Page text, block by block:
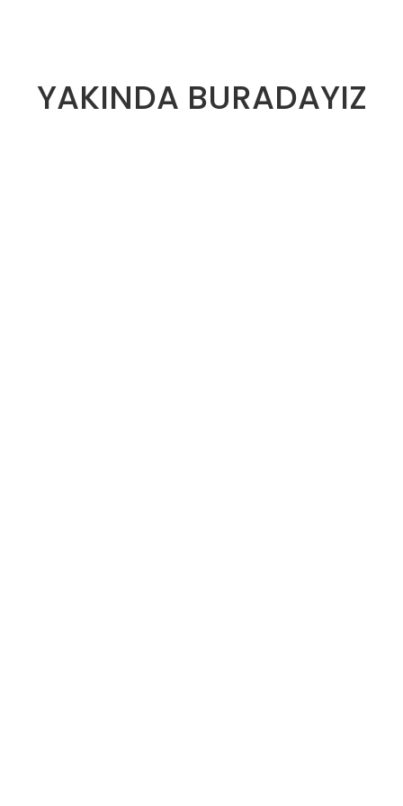
YAKINDA BURADAYIZ